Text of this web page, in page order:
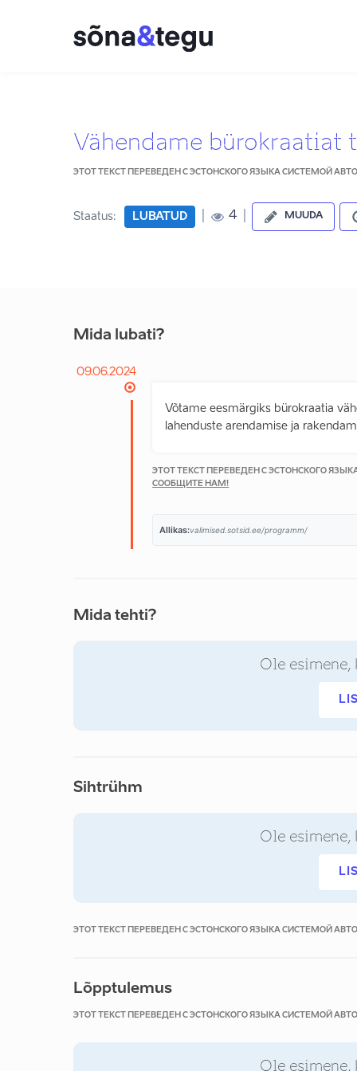
Vähendame
ЭТОТ ТЕКСТ ПЕРЕВЕДЕН С ЭСТОНСКОГО ЯЗЫКА СИСТЕМОЙ
Staatus: LUBATUD 4 MUUDA
Mida lubati?
09.06.2024
Võtame eesmärgiks bürokraatia
lahenduste arendamise ja
ЭТОТ ТЕКСТ ПЕРЕВЕДЕН С ЭСТОНСКОГО
СООБЩИТЕ НАМ!
Allikas:valimised.sotsid.ee/programm/
Mida tehti?
Ole esimene,
Sihtrühm
Ole esimene,
ЭТОТ ТЕКСТ ПЕРЕВЕДЕН С ЭСТОНСКОГО ЯЗЫКА СИСТЕМОЙ
Lõpptulemus
ЭТОТ ТЕКСТ ПЕРЕВЕДЕН С ЭСТОНСКОГО ЯЗЫКА СИСТЕМОЙ
Ole esimene,